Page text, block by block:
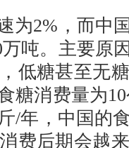
2%，而中
吨。主要原
低糖甚至无
糖消费量为
/年，中国的
费后期会越